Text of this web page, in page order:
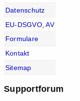
Datenschutz
EU-DSGVO, AV
Formulare
Kontakt
Sitemap
Supportforum